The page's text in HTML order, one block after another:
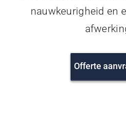
nauwkeurigheid en
Offerte